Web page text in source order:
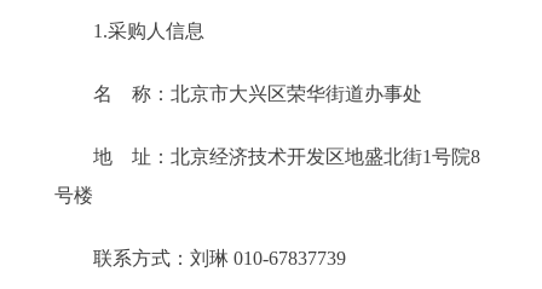
1.采购人信息
名 称：北京市大兴区荣华街道办事处
地 址：北京经济技术开发区地盛北街1号院8
号楼
联系方式：刘琳 010-67837739